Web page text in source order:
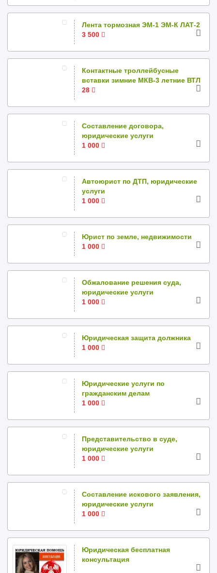
Лента тормозная ЭМ-1 ЭМ-К ЛАТ-2
3 500
Контактные троллейбусные
вставки зимние МКВ-3 летние ВТЛ
28
Составление договора,
юридические услуги
1 000
Автоюрист по ДТП, юридические
услуги
1 000
Юрист по земле, недвижимости
1 000
Обжалование решения суда,
юридические услуги
1 000
Юридическая защита должника
1 000
Юридические услуги по
гражданским делам
1 000
Представительство в суде,
юридические услуги
1 000
Составление искового заявления,
юридические услуги
1 000
Юридическая бесплатная
консультация